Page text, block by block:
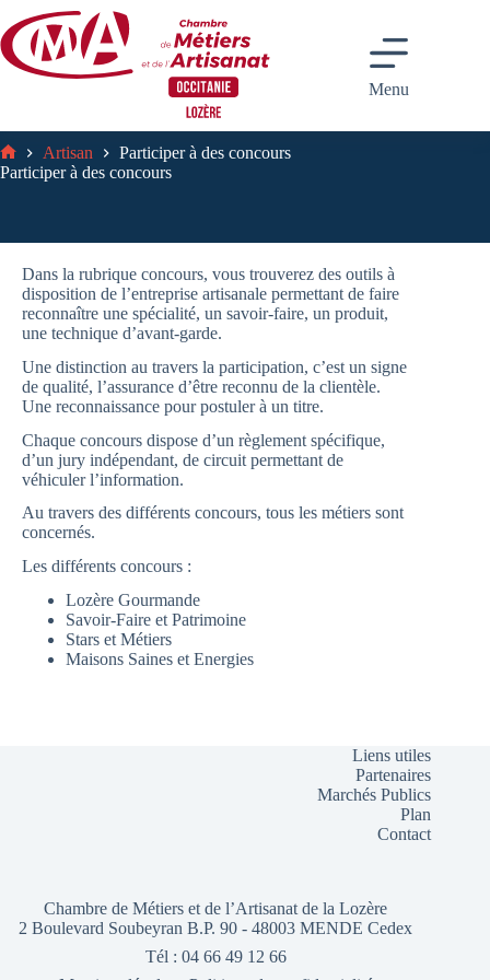
au
contenu
Menu
Accueil
Artisan
Participer à des concours
Participer à des concours
Dans la rubrique concours, vous trouverez des outils à
disposition de l’entreprise artisanale permettant de faire
reconnaître une spécialité, un savoir-faire, un produit,
une technique d’avant-garde.
Une distinction au travers la participation, c’est un signe
de qualité, l’assurance d’être reconnu de la clientèle.
Une reconnaissance pour postuler à un titre.
Chaque concours dispose d’un règlement spécifique,
d’un jury indépendant, de circuit permettant de
véhiculer l’information.
Au travers des différents concours, tous les métiers sont
concernés.
Les différents concours :
Lozère Gourmande
Savoir-Faire et Patrimoine
Stars et Métiers
Maisons Saines et Energies
Liens utiles
Partenaires
Marchés Publics
Plan
Contact
Chambre de Métiers et de l’Artisanat de la Lozère
2 Boulevard Soubeyran B.P. 90 - 48003 MENDE Cedex
Tél : 04 66 49 12 66